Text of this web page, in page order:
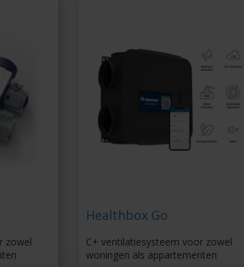
zowel
Healthbox Go
C+ ventilatiesysteem voor zowel
woningen als appartementen